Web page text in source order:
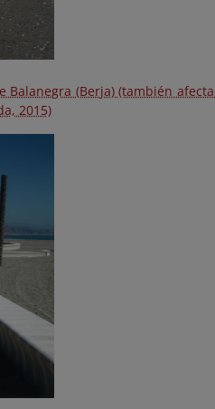
(Berja) (también
2015)